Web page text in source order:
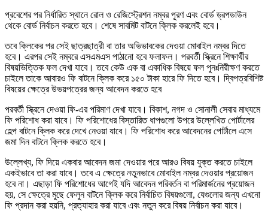
প্রবেশের পর নির্ধারিত স্থানে রোল ও রেজিস্ট্রেশন নম্বর পূরণ এবং বোর্ড ড্রপডাউন
থেকে বোর্ড নির্বাচন করতে হবে। শেষে সাবমিট বাটনে ক্লিক করলেই হবে।
তবে ক্লিকের পর সেই ছাত্রছাত্রী বা তার অভিভাবকের দেওয়া মোবাইল নম্বর দিতে
হবে। এরপর সেই নম্বরে এসএমএস পাঠানো হবে ফলাফল। পরবর্তী স্ক্রিনে শিক্ষার্থীর
বিষয়ভিত্তিক ফল দেখা যাবে। তবে কেউ এক বা একাধিক বিষয়ে ফল পুনঃনিরীক্ষণ করতে
চাইলে তাকে আবারও ফি বাটনে ক্লিক করে ১৫০ টাকা হারে ফি দিতে হবে। দ্বিপত্রবিশিষ্ট
বিষয়ের ক্ষেত্রে উভয়পত্রের জন্য আবেদন করতে হবে
পরবর্তী স্ক্রিনে দেওয়া ফি-এর পরিমাণ দেখা যাবে। বিকাশ, নগদ ও সোনালী সেবার মাধ্যমে
ফি পরিশোধ করা যাবে। ফি পরিশোধের বিস্তারিত ধাপগুলো উপরে উল্লেখিত পোর্টালের
হেল্প বাটনে ক্লিক করে দেখে নেওয়া যাবে। ফি পরিশোধ করে আবেদনের পোর্টালে এসে
জমা দিন বাটনে ক্লিক করতে হবে।
উল্লেখ্য, ফি দিয়ে একবার আবেদন জমা দেওয়ার পরে আরও বিষয় যুক্ত করতে চাইলে
একইভাবে তা করা যাবে। তবে এ ক্ষেত্রে নতুনভাবে মোবাইল নম্বর দেওয়ার প্রয়োজন
হবে না। এছাড়া ফি পরিশোধের আগেই যদি আবেদন পরিবর্তন বা পরিমার্জনের প্রয়োজন
হয়, সে ক্ষেত্রে মুছে ফেলুন বাটনে ক্লিক করে নির্বাচিত বিষয়গুলো, যেগুলোর জন্য এখনো
ফি প্রদান করা হয়নি, প্রত্যাহার করা যাবে এবং নতুন করে বিষয় নির্বাচন করা যাবে।